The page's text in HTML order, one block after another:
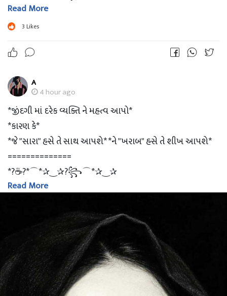
_? *?‌?‌?‌?‌ ?‌?‌?‌?‌?‌?‌?‌* ?_
*_?Have A ❣Nice Day_*?
Read More
3 Likes
A
4 hour ago
*જીંદગી માં દરેક વ્યક્તિ ને મહત્વ આપો*
*કારણ કે*
*જે "સારા" હસે તે સાથ આપશે* *ને "ખરાબ" હસે તે શીખ આપશે*
==============
*?☕?*⌒*✰‿✰?꧂⌒*✰‿✰
_? *?‌?‌?‌?‌ ?‌?‌?‌?‌?‌?‌?‌* ?_
Read More